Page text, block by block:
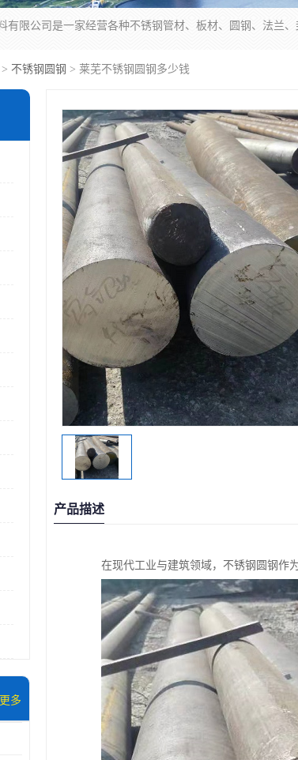
> 不锈钢圆钢 > 莱芜不锈钢圆钢多少钱
更多
产品描述
在现代工业与建筑领域，不锈钢圆钢作